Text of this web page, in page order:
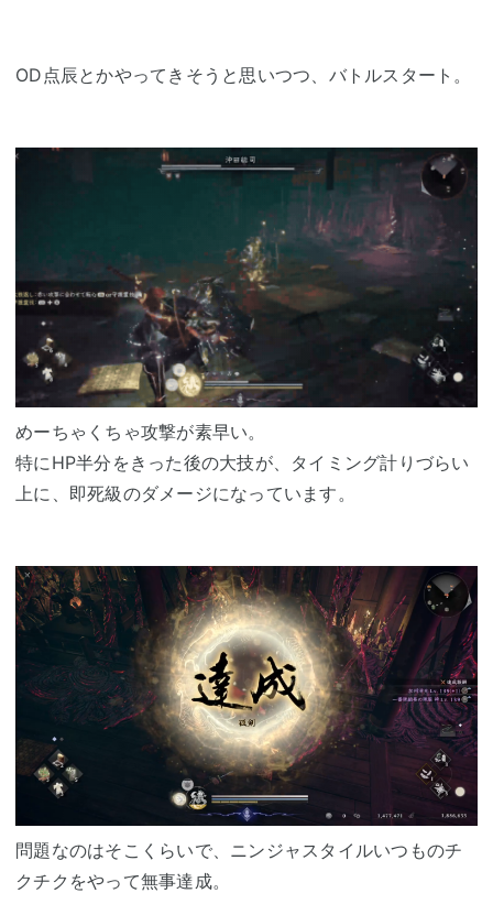
OD点辰とかやってきそうと思いつつ、バトルスタート。
めーちゃくちゃ攻撃が素早い。
特にHP半分をきった後の大技が、タイミング計りづらい
上に、即死級のダメージになっています。
問題なのはそこくらいで、ニンジャスタイルいつものチ
クチクをやって無事達成。